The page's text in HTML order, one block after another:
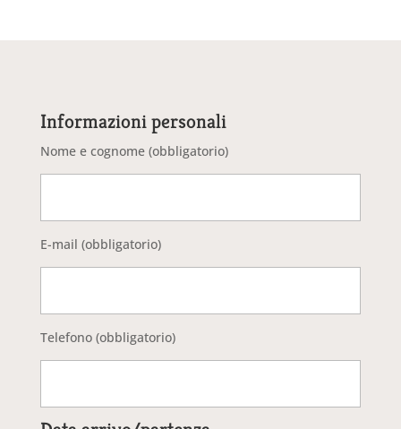
Informazioni personali
Nome e cognome (obbligatorio)
E-mail (obbligatorio)
Telefono (obbligatorio)